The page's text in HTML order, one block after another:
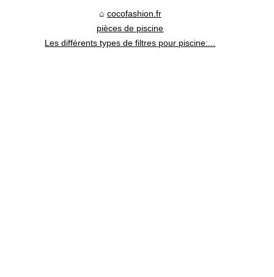
cocofashion.fr
pièces de piscine
Les différents types de filtres pour piscine:...